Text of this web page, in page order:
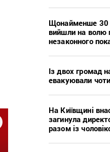
Щонайменше 30
вийшли на волю
незаконного
Із двох громад
евакуювали
На Київщині
загинула
разом із